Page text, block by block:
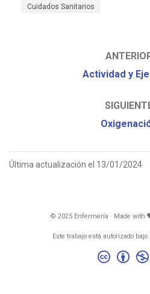
Cuidados Sanitarios
Actividad y
Última actualización el 13/01/2024
© 2025 Enfermería · Made with
Este trabajo está autorizado bajo